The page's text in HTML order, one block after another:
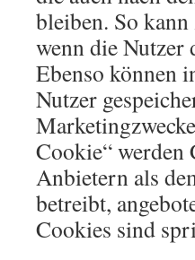
bleiben. So
wenn die Nutzer
Ebenso können
Nutzer
Cookie“ werden
Anbietern als
betreibt,
Cookies sind